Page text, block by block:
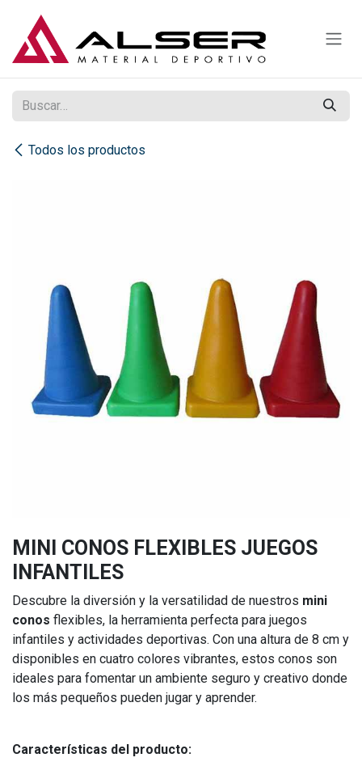
Todos los productos
MINI CONOS FLEXIBLES JUEGOS
INFANTILES
Descubre la diversión y la versatilidad de nuestros mini
conos flexibles, la herramienta perfecta para juegos
infantiles y actividades deportivas. Con una altura de 8 cm y
disponibles en cuatro colores vibrantes, estos conos son
ideales para fomentar un ambiente seguro y creativo donde
los más pequeños pueden jugar y aprender.
Características del producto: